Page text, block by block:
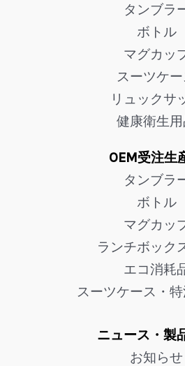
タンブラ
ボトル
マグカッ
スーツケー
リュックサ
健康衛生
OEM受注生
タンブラ
ボトル
マグカッ
ランチボック
エコ消耗
スーツケース・
ニュース・製
お知らせ